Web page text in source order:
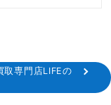
取専門店LIFEの